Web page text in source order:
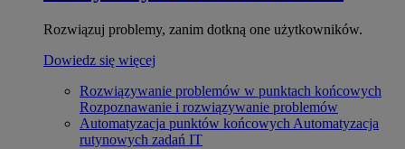
Rozwiązuj problemy, zanim dotkną one użytkowników.
Dowiedz się więcej
Rozwiązywanie problemów w punktach końcowych
Rozpoznawanie i rozwiązywanie problemów
Automatyzacja punktów końcowych Automatyzacja
rutynowych zadań IT